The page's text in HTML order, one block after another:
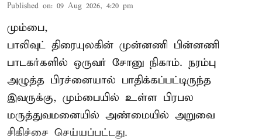
Published on: 09 Aug 2026, 4:20 pm
மும்பை,
பாலிவுட் திரையுலகின் முன்னணி பின்னணி
பாடகர்களில் ஒருவர் சோனு நிகாம். நரம்பு
அழுத்த பிரச்னையால் பாதிக்கப்பட்டிருந்த
இவருக்கு, மும்பையில் உள்ள பிரபல
மருத்துவமனையில் அண்மையில் அறுவை
சிகிச்சை செய்யப்பட்டது.